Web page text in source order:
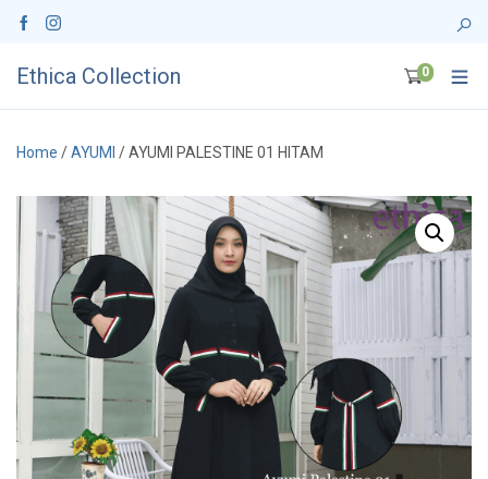
Ethica Collection 0
Home /AYUMI / AYUMI PALESTINE 01 HITAM